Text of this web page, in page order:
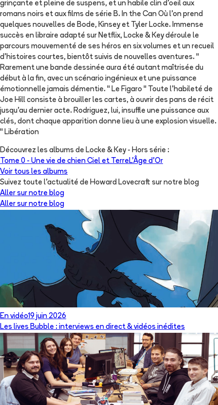
grinçante et pleine de suspens, et un habile clin d'oeil aux
romans noirs et aux films de série B. In the Can Où l'on prend
quelques nouvelles de Bode, Kinsey et Tyler Locke. Immense
succès en libraire adapté sur Netflix, Locke & Key déroule le
parcours mouvementé de ses héros en six volumes et un recueil
d'histoires courtes, bientôt suivis de nouvelles aventures. "
Rarement une bande dessinée aura été autant maîtrisée du
début à la fin, avec un scénario ingénieux et une puissance
émotionnelle jamais démentie. " Le Figaro " Toute l'habileté de
Joe Hill consiste à brouiller les cartes, à ouvrir des pans de récit
jusqu'au dernier acte. Rodriguez, lui, insuffle une puissance aux
clés, dont chaque apparition donne lieu à une explosion visuelle.
" Libération
Découvrez les albums de Locke & Key - Hors série :
Tome 0 - Une vie de chien Ciel et TerreL'Âge d'Or
Voir tous les albums
Suivez toute l'actualité de Howard Lovecraft sur notre blog
Aller sur notre blog
Aller sur notre blog
En vidéo19 juin 2026
Les lives Bubble : interviews en direct & vidéos inédites